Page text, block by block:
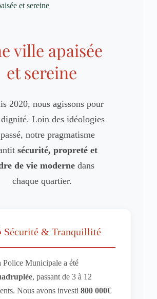
et sereine
ville apaisée
et sereine
2020, nous agissons pour
Loin des idéologies
notre pragmatisme
sécurité, propreté et
de vie modernedans
chaque quartier.
Sécurité & Tranquillité
Police Municipale a été
, passant de 3 à 12
Nous avons investi 800 000€